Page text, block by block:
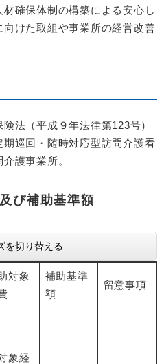
確保体制の構築による安心し
けた取組や事業所の経営改善
法（平成９年法律第123号）
巡回・随時対応型訪問介護看
護事業所。
び補助基準額
を切り替える
対象
補助基準
額
留意事項
象経